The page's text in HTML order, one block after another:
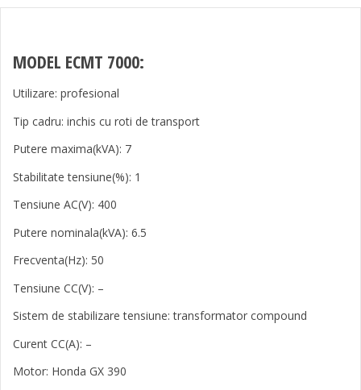
MODEL ECMT 7000:
Utilizare: profesional
Tip cadru: inchis cu roti de transport
Putere maxima(kVA): 7
Stabilitate tensiune(%): 1
Tensiune AC(V): 400
Putere nominala(kVA): 6.5
Frecventa(Hz): 50
Tensiune CC(V): –
Sistem de stabilizare tensiune: transformator compound
Curent CC(A): –
Motor: Honda GX 390